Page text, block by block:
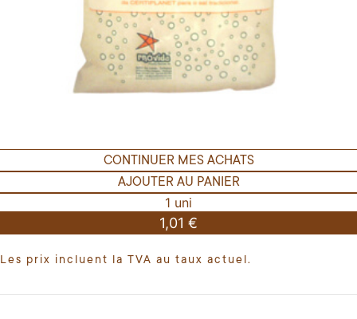
CONTINUER MES ACHATS
AJOUTER AU PANIER
1 uni
1,01 €
Les prix incluent la TVA au taux actuel.